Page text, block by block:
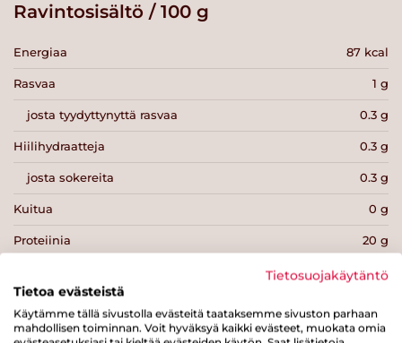
Ravintosisältö / 100 g
Energiaa 87 kcal
Rasvaa 1 g
josta tyydyttynyttä rasvaa 0.3 g
Hiilihydraatteja 0.3 g
josta sokereita 0.3 g
Kuitua 0 g
Proteiinia 20 g
1.9 g
Tietosuojakäytäntö
Tietoa evästeistä
Käytämme tällä sivustolla evästeitä taataksemme sivuston parhaan
mahdollisen toiminnan. Voit hyväksyä kaikki evästeet, muokata omia